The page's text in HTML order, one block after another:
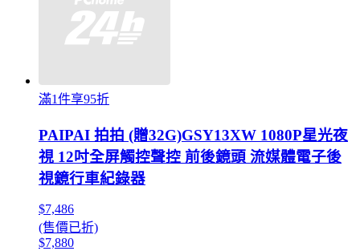
滿1件享95折
PAIPAI 拍拍 (贈32G)GSY13XW 1080P星光夜
視 12吋全屏觸控聲控 前後鏡頭 流媒體電子後
視鏡行車紀錄器
$7,486
(售價已折)
$7,880